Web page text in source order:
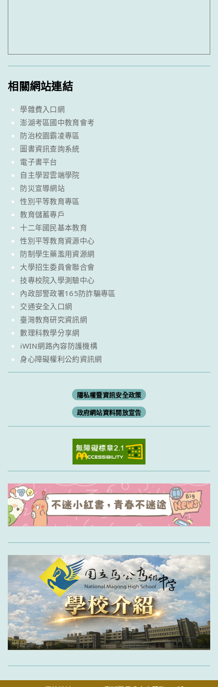
相關網站連結
學雜費入口網
澎湖考區國中教育會考
防治校園霸凌專區
圖書資訊查詢系統
電子書平台
自主學習雲端學院
防災宣導網站
性別平等教育專區
教育儲蓄專戶
十二年國民基本教育
性別平等教育資源中心
防制學生藥濫用資源網
大學招生委員會聯合會
技專校院入學測驗中心
內政部警政署165防詐騙專區
交通安全入口網
臺灣教育研究資訊網
數理科教學分享網
iWIN網路內容防護機構
身心障礙權利公約資訊網
隱私權暨資訊安全政策
政府網站資料開放宣告